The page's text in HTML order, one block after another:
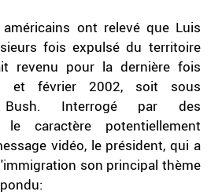
ont relevé que Luis
fois expulsé du territoire
revenu pour la dernière fois
et février 2002, soit sous
Bush. Interrogé par des
caractère potentiellement
vidéo, le président, qui a
son principal thème